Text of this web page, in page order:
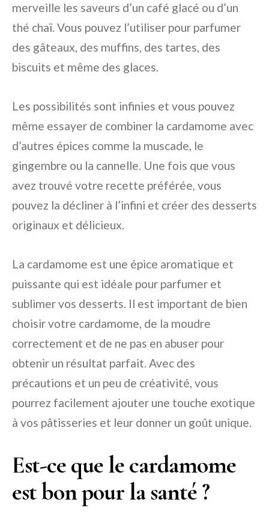
merveille les saveurs d’un café glacé ou d’un
thé chaï. Vous pouvez l’utiliser pour parfumer
des gâteaux, des muffins, des tartes, des
biscuits et même des glaces.
Les possibilités sont infinies et vous pouvez
même essayer de combiner la cardamome avec
d’autres épices comme la muscade, le
gingembre ou la cannelle. Une fois que vous
avez trouvé votre recette préférée, vous
pouvez la décliner à l’infini et créer des desserts
originaux et délicieux.
La cardamome est une épice aromatique et
puissante qui est idéale pour parfumer et
sublimer vos desserts. Il est important de bien
choisir votre cardamome, de la moudre
correctement et de ne pas en abuser pour
obtenir un résultat parfait. Avec des
précautions et un peu de créativité, vous
pourrez facilement ajouter une touche exotique
à vos pâtisseries et leur donner un goût unique.
Est-ce que le cardamome
est bon pour la santé ?